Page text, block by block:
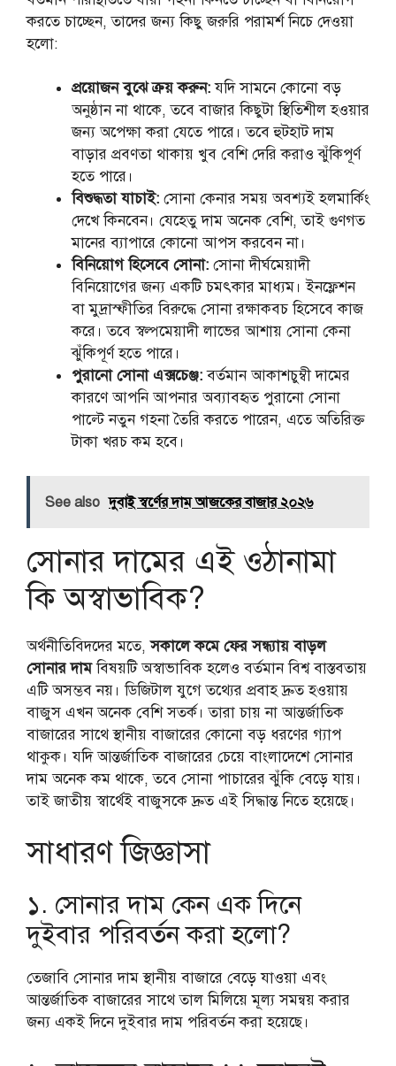
করতে চাচ্ছেন, তাদের জন্য কিছু জরুরি পরামর্শ নিচে দেওয়া
হলো:
প্রয়োজন বুঝে ক্রয় করুন:যদি সামনে কোনো বড়
অনুষ্ঠান না থাকে, তবে বাজার কিছুটা স্থিতিশীল হওয়ার
জন্য অপেক্ষা করা যেতে পারে। তবে হুটহাট দাম
বাড়ার প্রবণতা থাকায় খুব বেশি দেরি করাও ঝুঁকিপূর্ণ
হতে পারে।
বিশুদ্ধতা যাচাই: সোনা কেনার সময় অবশ্যই হলমার্কিং
দেখে কিনবেন। যেহেতু দাম অনেক বেশি, তাই গুণগত
মানের ব্যাপারে কোনো আপস করবেন না।
বিনিয়োগ হিসেবে সোনা: সোনা দীর্ঘমেয়াদী
বিনিয়োগের জন্য একটি চমৎকার মাধ্যম। ইনফ্লেশন
বা মুদ্রাস্ফীতির বিরুদ্ধে সোনা রক্ষাকবচ হিসেবে কাজ
করে। তবে স্বল্পমেয়াদী লাভের আশায় সোনা কেনা
ঝুঁকিপূর্ণ হতে পারে।
পুরানো সোনা এক্সচেঞ্জ:বর্তমান আকাশচুম্বী দামের
কারণে আপনি আপনার অব্যাবহৃত পুরানো সোনা
পাল্টে নতুন গহনা তৈরি করতে পারেন, এতে অতিরিক্ত
টাকা খরচ কম হবে।
See also দুবাই স্বর্ণের দাম আজকের বাজার ২০২৬
সোনার দামের এই ওঠানামা
কি অস্বাভাবিক?
অর্থনীতিবিদদের মতে,সকালে কমে ফের সন্ধ্যায় বাড়ল
সোনার দামবিষয়টি অস্বাভাবিক হলেও বর্তমান বিশ্ব বাস্তবতায়
এটি অসম্ভব নয়। ডিজিটাল যুগে তথ্যের প্রবাহ দ্রুত হওয়ায়
বাজুস এখন অনেক বেশি সতর্ক। তারা চায় না আন্তর্জাতিক
বাজারের সাথে স্থানীয় বাজারের কোনো বড় ধরণের গ্যাপ
থাকুক। যদি আন্তর্জাতিক বাজারের চেয়ে বাংলাদেশে সোনার
দাম অনেক কম থাকে, তবে সোনা পাচারের ঝুঁকি বেড়ে যায়।
তাই জাতীয় স্বার্থেই বাজুসকে দ্রুত এই সিদ্ধান্ত নিতে হয়েছে।
সাধারণ জিজ্ঞাসা
১. সোনার দাম কেন এক দিনে
দুইবার পরিবর্তন করা হলো?
তেজাবি সোনার দাম স্থানীয় বাজারে বেড়ে যাওয়া এবং
আন্তর্জাতিক বাজারের সাথে তাল মিলিয়ে মূল্য সমন্বয় করার
জন্য একই দিনে দুইবার দাম পরিবর্তন করা হয়েছে।